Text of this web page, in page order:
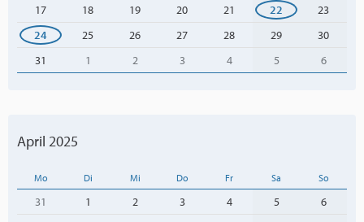
17
18 19 20 21 22
23
24
25 26 27 28 29
30
31
1 2 3 4 5 6
April 2025
Mo Di Mi Do Fr Sa So
31 1 2 3 4 5
6